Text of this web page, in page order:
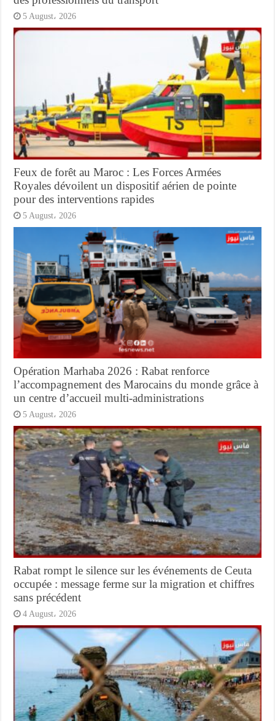
5 August، 2026
Feux de forêt au Maroc : Les Forces Armées
Royales dévoilent un dispositif aérien de pointe
pour des interventions rapides
5 August، 2026
Opération Marhaba 2026 : Rabat renforce
l’accompagnement des Marocains du monde grâce à
un centre d’accueil multi-administrations
5 August، 2026
Rabat rompt le silence sur les événements de Ceuta
occupée : message ferme sur la migration et chiffres
sans précédent
4 August، 2026